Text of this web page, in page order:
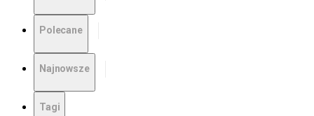
Polecane
Najnowsze
Tagi